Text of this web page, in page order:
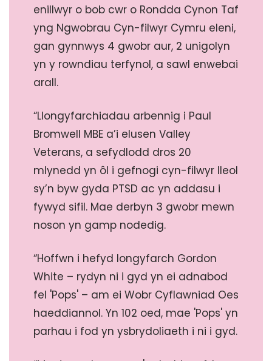
enillwyr o bob cwr o Rondda Cynon Taf
yng Ngwobrau Cyn-filwyr Cymru eleni,
gan gynnwys 4 gwobr aur, 2 unigolyn
yn y rowndiau terfynol, a sawl enwebai
arall.
“Llongyfarchiadau arbennig i Paul
Bromwell MBE a’i elusen Valley
Veterans, a sefydlodd dros 20
mlynedd yn ôl i gefnogi cyn-filwyr lleol
sy’n byw gyda PTSD ac yn addasu i
fywyd sifil. Mae derbyn 3 gwobr mewn
noson yn gamp nodedig.
“Hoffwn i hefyd longyfarch Gordon
White – rydyn ni i gyd yn ei adnabod
fel 'Pops' – am ei Wobr Cyflawniad Oes
haeddiannol. Yn 102 oed, mae 'Pops' yn
parhau i fod yn ysbrydoliaeth i ni i gyd.